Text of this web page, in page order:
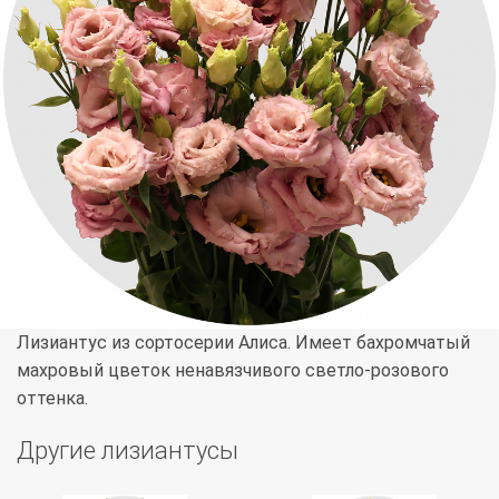
Лизиантус из сортосерии Алиса. Имеет бахромчатый
махровый цветок ненавязчивого светло-розового
оттенка.
Другие лизиантусы